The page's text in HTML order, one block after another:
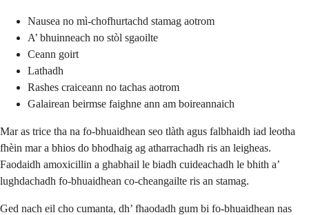
Nausea no mì-chofhurtachd stamag aotrom
A’ bhuinneach no stòl sgaoilte
Ceann goirt
Lathadh
Rashes craiceann no tachas aotrom
Galairean beirmse faighne ann am boireannaich
Mar as trice tha na fo-bhuaidhean seo tlàth agus falbhaidh iad leotha
fhèin mar a bhios do bhodhaig ag atharrachadh ris an leigheas.
Faodaidh amoxicillin a ghabhail le biadh cuideachadh le bhith a’
lughdachadh fo-bhuaidhean co-cheangailte ris an stamag.
Ged nach eil cho cumanta, dh’ fhaodadh gum bi fo-bhuaidhean nas